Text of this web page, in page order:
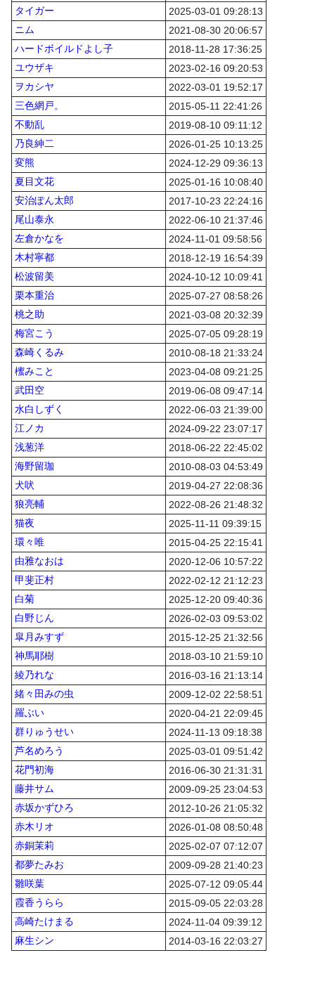
タイガー
2025-03-01 09:28:13
ニム
2021-08-30 20:06:57
ハードボイルドよし子
2018-11-28 17:36:25
ユウザキ
2023-02-16 09:20:53
ヲカシヤ
2022-03-01 19:52:17
三色網戸。
2015-05-11 22:41:26
不動乱
2019-08-10 09:11:12
乃良紳二
2026-01-25 10:13:25
変熊
2024-12-29 09:36:13
夏目文花
2025-01-16 10:08:40
安治ぽん太郎
2017-10-23 22:24:16
尾山泰永
2022-06-10 21:37:46
左倉かなを
2024-11-01 09:58:56
木村寧都
2018-12-19 16:54:39
松波留美
2024-10-12 10:09:41
栗本重治
2025-07-27 08:58:26
桃之助
2021-03-08 20:32:39
梅宮こう
2025-07-05 09:28:19
森崎くるみ
2010-08-18 21:33:24
櫁みこと
2023-04-08 09:21:25
武田空
2019-06-08 09:47:14
水白しずく
2022-06-03 21:39:00
江ノカ
2024-09-22 23:07:17
浅葱洋
2018-06-22 22:45:02
海野留珈
2010-08-03 04:53:49
犬吠
2019-04-27 22:08:36
狼亮輔
2022-08-26 21:48:32
猫夜
2025-11-11 09:39:15
環々唯
2015-04-25 22:15:41
由雅なおは
2020-12-06 10:57:22
甲斐正村
2022-02-12 21:12:23
白菊
2025-12-20 09:40:36
白野じん
2026-02-03 09:53:02
皐月みすず
2015-12-25 21:32:56
神馬耶樹
2018-03-10 21:59:10
綾乃れな
2016-03-16 21:13:14
緒々田みの虫
2009-12-02 22:58:51
羅ぶい
2020-04-21 22:09:45
群りゅうせい
2024-11-13 09:18:38
芦名めろう
2025-03-01 09:51:42
花門初海
2016-06-30 21:31:31
藤井サム
2009-09-25 23:04:53
赤坂かずひろ
2012-10-26 21:05:32
赤木リオ
2026-01-08 08:50:48
赤銅茉莉
2025-02-07 07:12:07
都夢たみお
2009-09-28 21:40:23
雛咲葉
2025-07-12 09:05:44
霞香うらら
2015-09-05 22:03:28
高崎たけまる
2024-11-04 09:39:12
麻生シン
2014-03-16 22:03:27